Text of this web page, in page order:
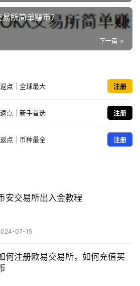
所简单赚币？
下一篇
点 全球最大 注册
点 新手首选 注册
点 币种最全 注册
安交易所出入金教程
07-15
何注册欧易交易所，如何充值买